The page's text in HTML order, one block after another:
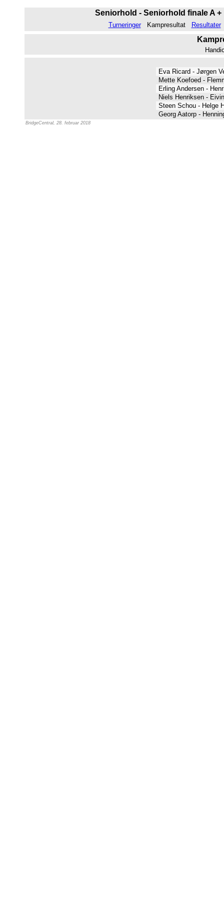
Seniorhold - Seniorhold finale A
Turneringer Kampresultat Resultater
Eva Ricard - Jørgen
Mette Koefoed -
Erling Andersen -
Niels Henriksen -
Steen Schou - Helge
Georg Aatorp -
BridgeCentral, 28. februar 2018